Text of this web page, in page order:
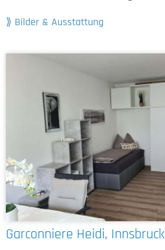
Bilder & Ausstattung
Garconniere Heidi, Innsbruck